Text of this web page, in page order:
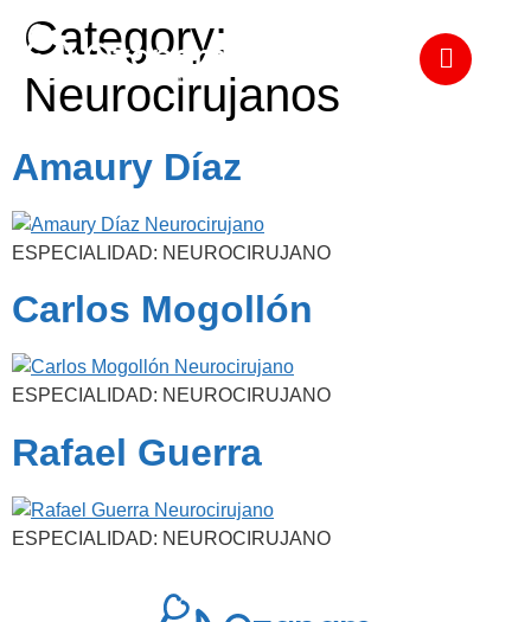
Category:
Neurocirujanos
Amaury Díaz
ESPECIALIDAD: NEUROCIRUJANO
Carlos Mogollón
ESPECIALIDAD: NEUROCIRUJANO
Rafael Guerra
ESPECIALIDAD: NEUROCIRUJANO